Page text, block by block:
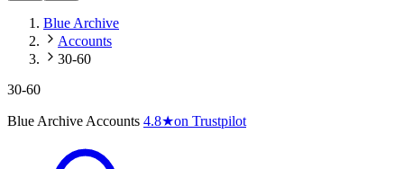
Blue Archive
Accounts
30-60
30-60
Blue Archive Accounts 4.8★on Trustpilot